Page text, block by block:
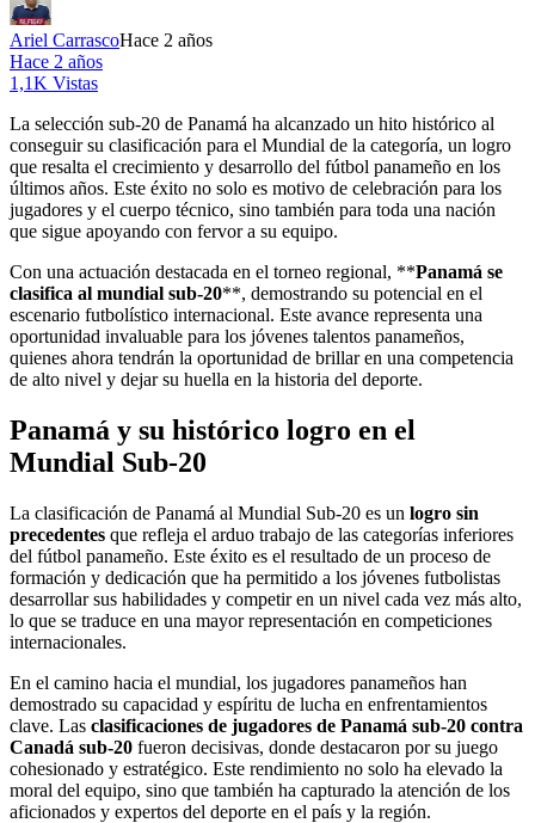
Ariel CarrascoHace 2 años
Hace 2 años
1,1K Vistas
La selección sub-20 de Panamá ha alcanzado un hito histórico al
conseguir su clasificación para el Mundial de la categoría, un logro
que resalta el crecimiento y desarrollo del fútbol panameño en los
últimos años. Este éxito no solo es motivo de celebración para los
jugadores y el cuerpo técnico, sino también para toda una nación
que sigue apoyando con fervor a su equipo.
Con una actuación destacada en el torneo regional, **Panamá se
clasifica al mundial sub-20**, demostrando su potencial en el
escenario futbolístico internacional. Este avance representa una
oportunidad invaluable para los jóvenes talentos panameños,
quienes ahora tendrán la oportunidad de brillar en una competencia
de alto nivel y dejar su huella en la historia del deporte.
Panamá y su histórico logro en el
Mundial Sub-20
La clasificación de Panamá al Mundial Sub-20 es un logro sin
precedentes que refleja el arduo trabajo de las categorías inferiores
del fútbol panameño. Este éxito es el resultado de un proceso de
formación y dedicación que ha permitido a los jóvenes futbolistas
desarrollar sus habilidades y competir en un nivel cada vez más alto,
lo que se traduce en una mayor representación en competiciones
internacionales.
En el camino hacia el mundial, los jugadores panameños han
demostrado su capacidad y espíritu de lucha en enfrentamientos
clave. Las clasificaciones de jugadores de Panamá sub-20 contra
Canadá sub-20 fueron decisivas, donde destacaron por su juego
cohesionado y estratégico. Este rendimiento no solo ha elevado la
moral del equipo, sino que también ha capturado la atención de los
aficionados y expertos del deporte en el país y la región.